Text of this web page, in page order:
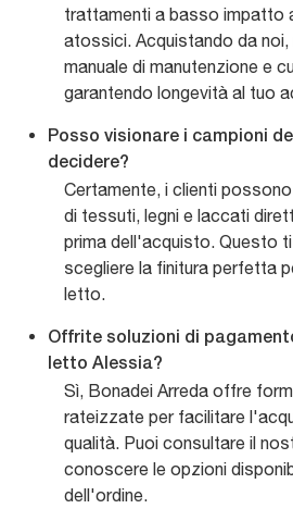
trattamenti a basso impatto
atossici. Acquistando da noi,
manuale di manutenzione e
garantendo longevità al tuo
Posso visionare i campioni
decidere?
Certamente, i clienti
di tessuti, legni e laccati
prima dell'acquisto. Questo
scegliere la finitura perfetta
letto.
Offrite soluzioni di
letto Alessia?
Sì, Bonadei Arreda offre
rateizzate per facilitare
qualità. Puoi consultare il
conoscere le opzioni
dell'ordine.